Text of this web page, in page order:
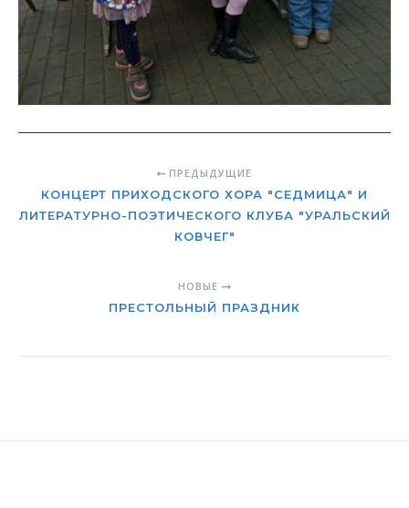
ПРЕДЫДУЩИЕ
КОНЦЕРТ ПРИХОДСКОГО ХОРА "СЕДМИЦА" И
ЛИТЕРАТУРНО-ПОЭТИЧЕСКОГО КЛУБА "УРАЛЬСКИЙ
КОВЧЕГ"
НОВЫЕ
ПРЕСТОЛЬНЫЙ ПРАЗДНИК